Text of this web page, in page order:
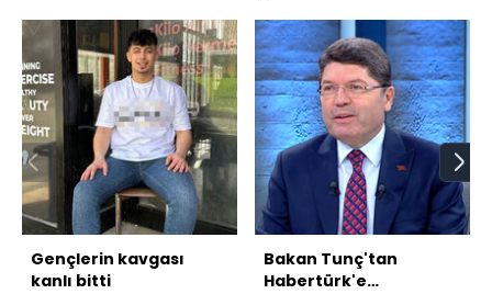
Gençlerin kavgası
kanlı bitti
Bakan Tunç'tan
Habertürk'e